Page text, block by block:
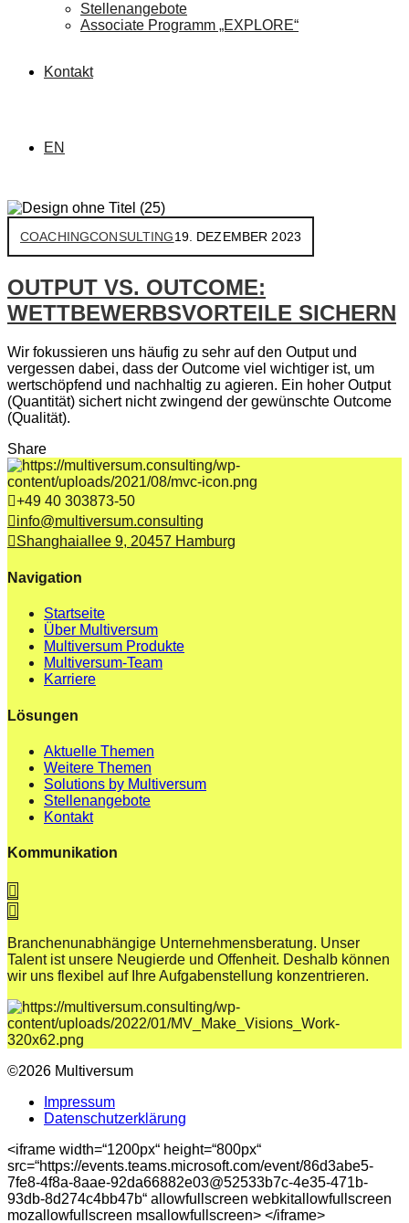
Stellenangebote
Associate Programm „EXPLORE“
Kontakt
EN
COACHINGCONSULTING19. DEZEMBER 2023
OUTPUT VS. OUTCOME:
WETTBEWERBSVORTEILE SICHERN
Wir fokussieren uns häufig zu sehr auf den Output und
vergessen dabei, dass der Outcome viel wichtiger ist, um
wertschöpfend und nachhaltig zu agieren. Ein hoher Output
(Quantität) sichert nicht zwingend der gewünschte Outcome
(Qualität).
Share
+49 40 303873-50
info@multiversum.consulting
Shanghaiallee 9, 20457 Hamburg
Navigation
Startseite
Über Multiversum
Multiversum Produkte
Multiversum-Team
Karriere
Lösungen
Aktuelle Themen
Weitere Themen
Solutions by Multiversum
Stellenangebote
Kontakt
Kommunikation
Branchenunabhängige Unternehmensberatung. Unser
Talent ist unsere Neugierde und Offenheit. Deshalb können
wir uns flexibel auf Ihre Aufgabenstellung konzentrieren.
©2026 Multiversum
Impressum
Datenschutzerklärung
<iframe width=“1200px“ height=“800px“
src=“https://events.teams.microsoft.com/event/86d3abe5-
7fe8-4f8a-8aae-92da66882e03@52533b7c-4e35-471b-
93db-8d274c4bb47b“ allowfullscreen webkitallowfullscreen
mozallowfullscreen msallowfullscreen> </iframe>